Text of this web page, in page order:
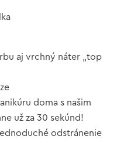
aj vrchný náter „top
doma s našim
už za 30 sekúnd!
odstránenie